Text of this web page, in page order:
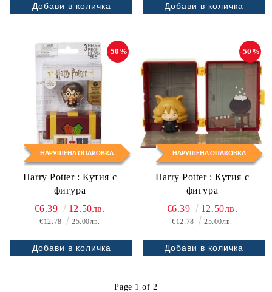
Harry Potter : Кутия с
фигура
-50%
€6.39 12.50лв.
€12.78 25.00лв.
Harry Potter : Кутия с
фигура
-50%
€6.39 12.50лв.
€12.78 25.00лв.
Page 1 of 2